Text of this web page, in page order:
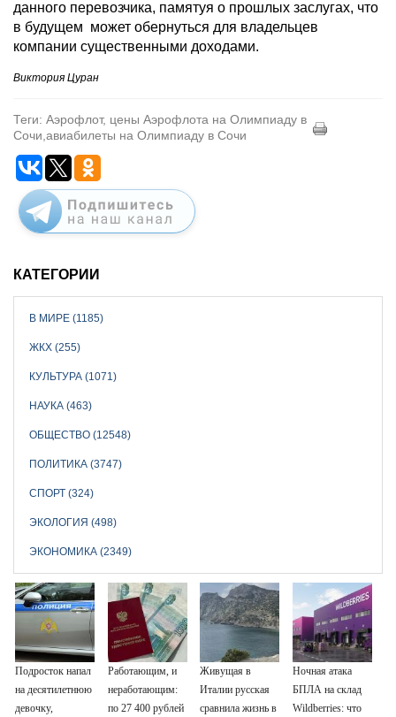
данного перевозчика, памятуя о прошлых заслугах, что
в будущем может обернуться для владельцев
компании существенными доходами.
Виктория Цуран
Теги: Аэрофлот, цены Аэрофлота на Олимпиаду в
Сочи,авиабилеты на Олимпиаду в Сочи
КАТЕГОРИИ
В МИРЕ (1185)
ЖКХ (255)
КУЛЬТУРА (1071)
НАУКА (463)
ОБЩЕСТВО (12548)
ПОЛИТИКА (3747)
СПОРТ (324)
ЭКОЛОГИЯ (498)
ЭКОНОМИКА (2349)
Подросток напал
на десятилетнюю
девочку,
Работающим, и
неработающим:
по 27 400 рублей
Живущая в
Италии русская
сравнила жизнь в
Ночная атака
БПЛА на склад
Wildberries: что